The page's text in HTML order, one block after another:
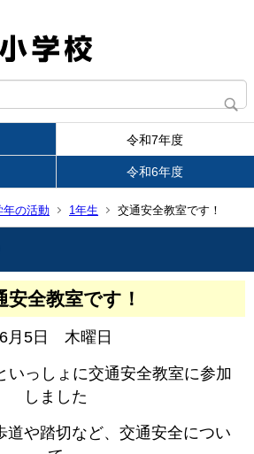
令和7年度
令和6年度
年の活動 1年生 交通安全教室です！
安全教室です！
6月5日 木曜日
いっしょに交通安全教室に参加
しました
道や踏切など、交通安全につい